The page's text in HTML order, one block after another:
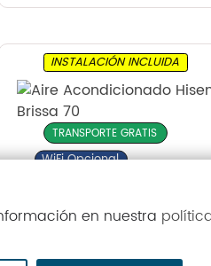
WiFi Opcional
INSTALACIÓN INCLUIDA
TRANSPORTE GRATIS
en nuestra